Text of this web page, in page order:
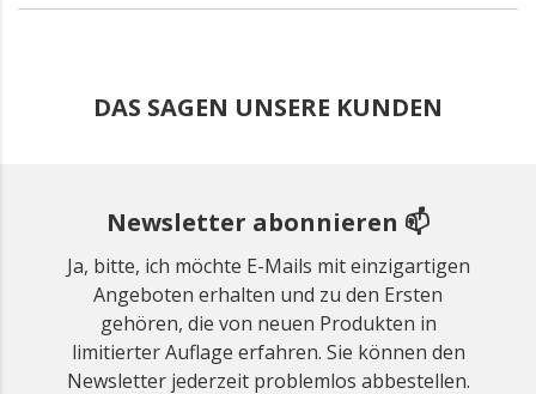
DAS SAGEN UNSERE KUNDEN
Newsletter abonnieren 📫
Ja, bitte, ich möchte E-Mails mit einzigartigen
Angeboten erhalten und zu den Ersten
gehören, die von neuen Produkten in
limitierter Auflage erfahren. Sie können den
Newsletter jederzeit problemlos abbestellen.